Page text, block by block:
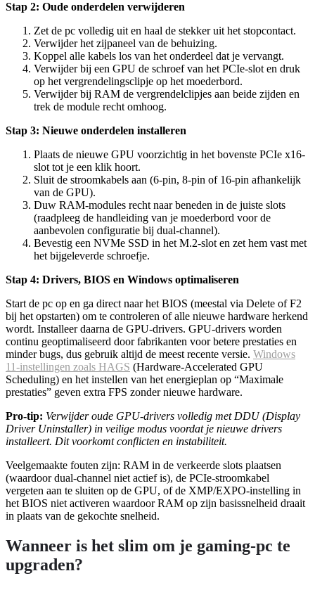
Stap 2: Oude onderdelen verwijderen
Zet de pc volledig uit en haal de stekker uit het stopcontact.
Verwijder het zijpaneel van de behuizing.
Koppel alle kabels los van het onderdeel dat je vervangt.
Verwijder bij een GPU de schroef van het PCIe-slot en druk
op het vergrendelingsclipje op het moederbord.
Verwijder bij RAM de vergrendelclipjes aan beide zijden en
trek de module recht omhoog.
Stap 3: Nieuwe onderdelen installeren
Plaats de nieuwe GPU voorzichtig in het bovenste PCIe x16-
slot tot je een klik hoort.
Sluit de stroomkabels aan (6-pin, 8-pin of 16-pin afhankelijk
van de GPU).
Duw RAM-modules recht naar beneden in de juiste slots
(raadpleeg de handleiding van je moederbord voor de
aanbevolen configuratie bij dual-channel).
Bevestig een NVMe SSD in het M.2-slot en zet hem vast met
het bijgeleverde schroefje.
Stap 4: Drivers, BIOS en Windows optimaliseren
Start de pc op en ga direct naar het BIOS (meestal via Delete of F2
bij het opstarten) om te controleren of alle nieuwe hardware herkend
wordt. Installeer daarna de GPU-drivers. GPU-drivers worden
continu geoptimaliseerd door fabrikanten voor betere prestaties en
minder bugs, dus gebruik altijd de meest recente versie. Windows
11-instellingen zoals HAGS (Hardware-Accelerated GPU
Scheduling) en het instellen van het energieplan op “Maximale
prestaties” geven extra FPS zonder nieuwe hardware.
Pro-tip: Verwijder oude GPU-drivers volledig met DDU (Display
Driver Uninstaller) in veilige modus voordat je nieuwe drivers
installeert. Dit voorkomt conflicten en instabiliteit.
Veelgemaakte fouten zijn: RAM in de verkeerde slots plaatsen
(waardoor dual-channel niet actief is), de PCIe-stroomkabel
vergeten aan te sluiten op de GPU, of de XMP/EXPO-instelling in
het BIOS niet activeren waardoor RAM op zijn basissnelheid draait
in plaats van de gekochte snelheid.
Wanneer is het slim om je gaming-pc te
upgraden?